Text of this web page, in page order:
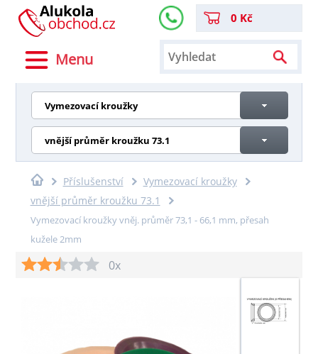
Menu
0 Kč
Vymezovací kroužky
vnější průměr kroužku 73.1
Příslušenství
Vymezovací kroužky
vnější průměr kroužku 73.1
Vymezovací kroužky vněj. průměr 73,1 - 66,1 mm, přesah
kužele 2mm
0x